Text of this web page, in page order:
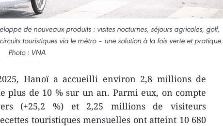
de nouveaux produits : visites nocturnes, séjours agricoles, golf,
touristiques via le métro – une solution à la fois verte et pratique.
Photo : VNA
Hanoï a accueilli environ 2,8 millions de
plus de 10 % sur un an. Parmi eux, on compte
(+25,2 %) et 2,25 millions de visiteurs
touristiques mensuelles ont atteint 10 680